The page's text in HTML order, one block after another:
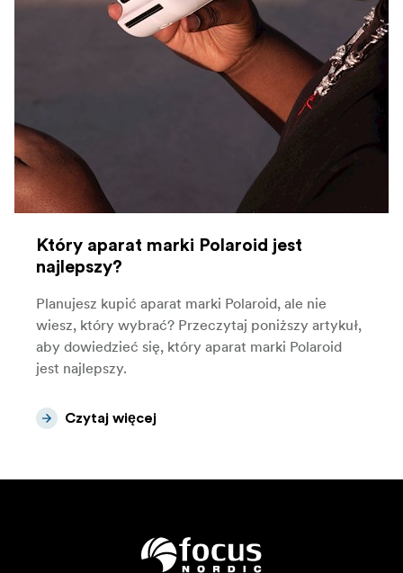
Który aparat marki Polaroid jest
najlepszy?
Planujesz kupić aparat marki Polaroid, ale nie
wiesz, który wybrać? Przeczytaj poniższy artykuł,
aby dowiedzieć się, który aparat marki Polaroid
jest najlepszy.
Czytaj więcej